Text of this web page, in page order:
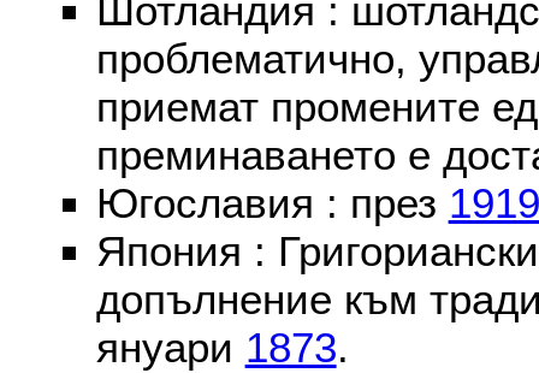
Шотландия :
проблематично,
приемат промените
преминаването е
Югославия : през 1919
Япония :
допълнение към
януари 1873.